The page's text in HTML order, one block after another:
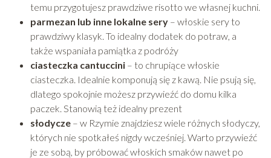
temu przygotujesz prawdziwe risotto we własnej kuchni.
parmezan lub inne lokalne sery– włoskie sery to
prawdziwy klasyk. To idealny dodatek do potraw, a
także wspaniała pamiątka z podróży
ciasteczka cantuccini– to chrupiące włoskie
ciasteczka. Idealnie komponują się z kawą. Nie psują się,
dlatego spokojnie możesz przywieźć do domu kilka
paczek. Stanowią też idealny prezent
słodycze – w Rzymie znajdziesz wiele różnych słodyczy,
których nie spotkałeś nigdy wcześniej. Warto przywieźć
je ze sobą, by próbować włoskich smaków nawet po